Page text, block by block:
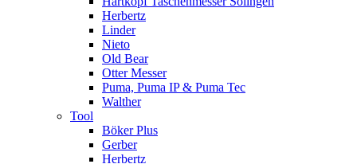
Herbertz
Linder
Nieto
Old Bear
Otter Messer
Puma, Puma IP & Puma Tec
Walther
Tool
Böker Plus
Gerber
Herbertz